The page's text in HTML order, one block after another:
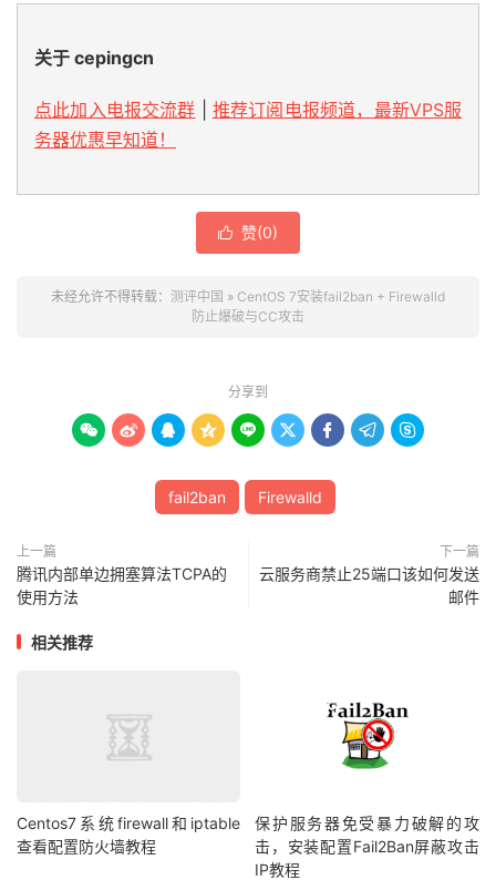
关于 cepingcn
点此加入电报交流群
推荐订阅电报频道，最新VPS服
务器优惠早知道！
 赞(0)
未经允许不得转载： 测评中国 » CentOS 7安装fail2ban + Firewalld
防止爆破与CC攻击
分享到
        
fail2ban Firewalld
上一篇
腾讯内部单边拥塞算法TCPA的
使用方法
下一篇
云服务商禁止25端口该如何发送
邮件
相关推荐
Centos7系统firewall和iptable
查看配置防火墙教程
保护服务器免受暴力破解的攻
击，安装配置Fail2Ban屏蔽攻击
IP教程